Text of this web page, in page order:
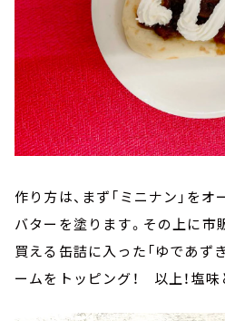
作り方は、まず「ミニナン」をオ
バターを塗ります。その上に市
買える缶詰に入った「ゆであず
ームをトッピング！ 以上！塩味